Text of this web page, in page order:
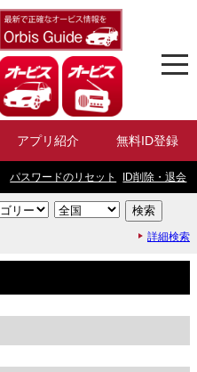
アプリ紹介 無料ID登録
パスワードのリセット ID削除・退会
詳細検索